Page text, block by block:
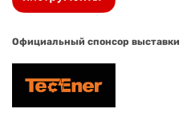
Официальный спонсор выставки